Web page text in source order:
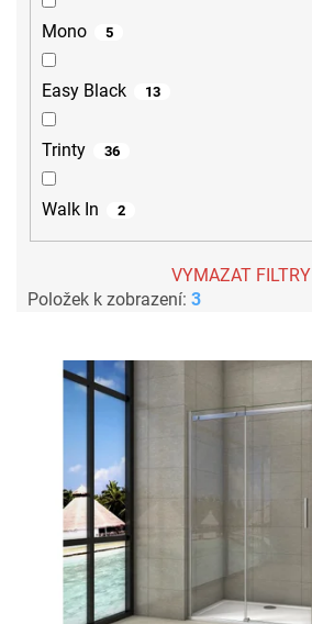
Mono 5
Easy Black 13
Trinty 36
Walk In 2
VYMAZAT FILTRY
Položek k zobrazení: 3